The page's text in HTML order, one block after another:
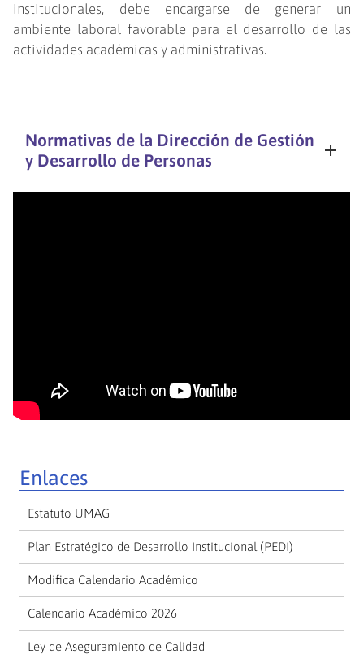
institucionales, debe encargarse de generar un
ambiente laboral favorable para el desarrollo de las
actividades académicas y administrativas.
Normativas de la Dirección de Gestión
y Desarrollo de Personas
Enlaces
Estatuto UMAG
Plan Estratégico de Desarrollo Institucional (PEDI)
Modifica Calendario Académico
Calendario Académico 2026
Ley de Aseguramiento de Calidad